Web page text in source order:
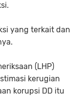
yang terkait dan
(LHP)
kerugian
korupsi DD itu